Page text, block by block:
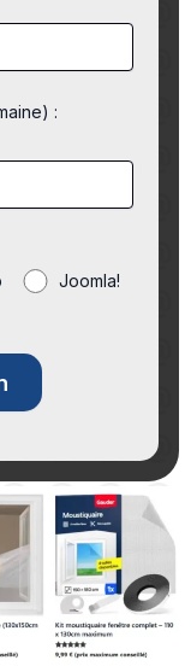
:
Joomla!